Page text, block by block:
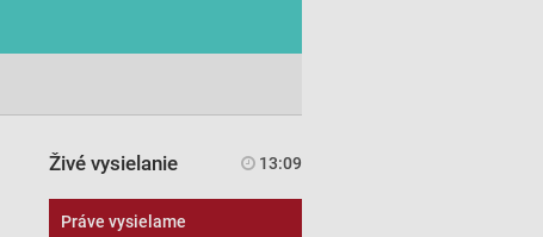
Živé vysielanie 13:09
Práve vysielame